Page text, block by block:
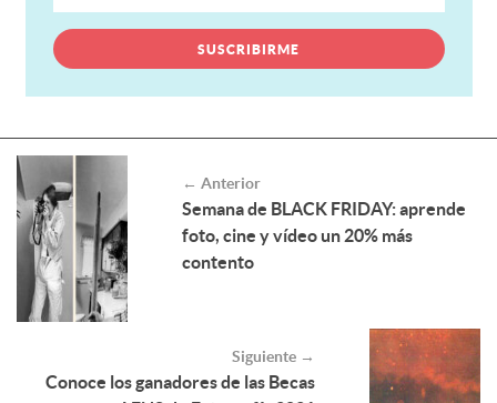
← Anterior
Semana de BLACK FRIDAY: aprende
foto, cine y vídeo un 20% más
contento
Siguiente →
Conoce los ganadores de las Becas